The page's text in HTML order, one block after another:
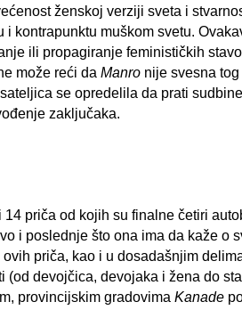
ženskoj verziji sveta i
i kontrapunktu muškom svetu.
ili propagiranje feminističkih
može reći da Manro nije svesna
se opredelila da prati
zaključaka.
priča od kojih su finalne četiri
i poslednje što ona ima da kaže o
priča, kao i u dosadašnjim
(od devojčica, devojaka i žena do
provincijskim gradovima Kanade